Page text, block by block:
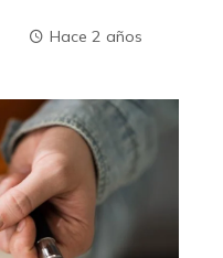
Hace 2 años